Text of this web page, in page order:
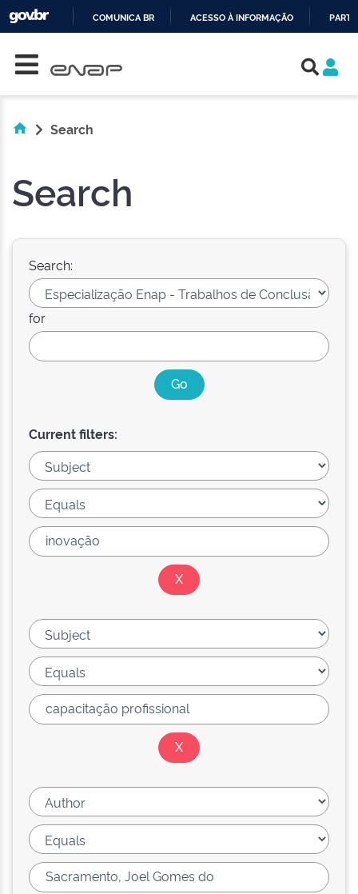
COMUNICA BR ACESSO À INFORMAÇÃO
Search
Search
Search:
for
Current filters: